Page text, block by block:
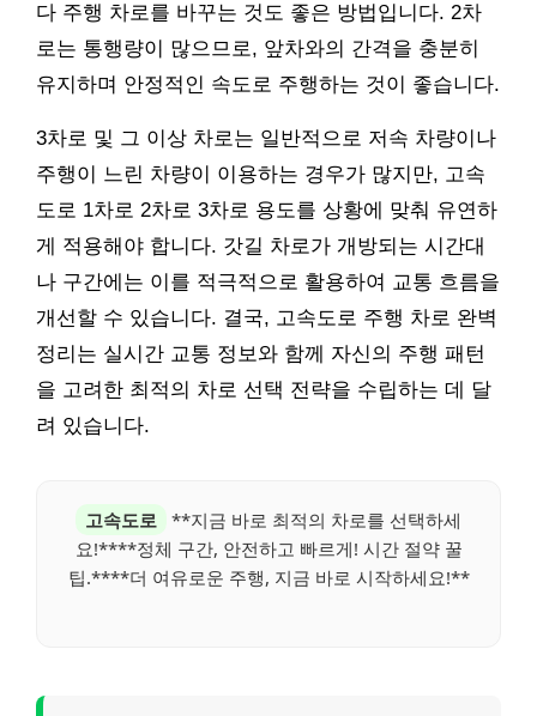
다 주행 차로를 바꾸는 것도 좋은 방법입니다. 2차
로는 통행량이 많으므로, 앞차와의 간격을 충분히
유지하며 안정적인 속도로 주행하는 것이 좋습니다.
3차로 및 그 이상 차로는 일반적으로 저속 차량이나
주행이 느린 차량이 이용하는 경우가 많지만, 고속
도로 1차로 2차로 3차로 용도를 상황에 맞춰 유연하
게 적용해야 합니다. 갓길 차로가 개방되는 시간대
나 구간에는 이를 적극적으로 활용하여 교통 흐름을
개선할 수 있습니다. 결국, 고속도로 주행 차로 완벽
정리는 실시간 교통 정보와 함께 자신의 주행 패턴
을 고려한 최적의 차로 선택 전략을 수립하는 데 달
려 있습니다.
고속도로 **지금 바로 최적의 차로를 선택하세
요!****정체 구간, 안전하고 빠르게! 시간 절약 꿀
팁.****더 여유로운 주행, 지금 바로 시작하세요!**